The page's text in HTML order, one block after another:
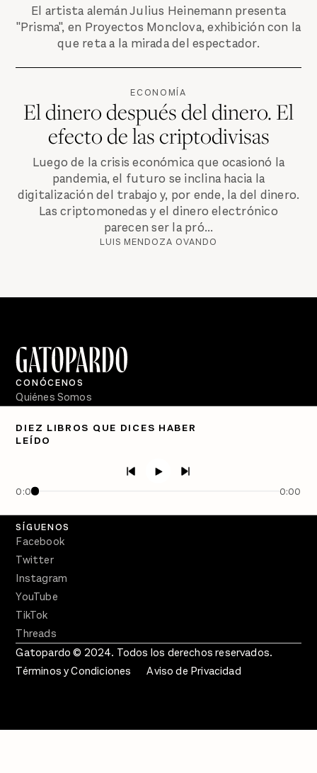
El artista alemán Julius Heinemann presenta
"Prisma", en Proyectos Monclova, exhibición con la
que reta a la mirada del espectador.
ECONOMÍA
El dinero después del dinero. El
efecto de las criptodivisas
Luego de la crisis económica que ocasionó la
pandemia, el futuro se inclina hacia la
digitalización del trabajo y, por ende, la del dinero.
Las criptomonedas y el dinero electrónico
parecen ser la pró...
LUIS MENDOZA OVANDO
DIEZ LIBROS QUE DICES HABER
LEÍDO
0:00 0:00
CONÓCENOS
Quiénes Somos
PÓDCASTS
Crecer en Distopía
SÍGUENOS
Facebook
Twitter
Instagram
YouTube
TikTok
Threads
Gatopardo © 2024. Todos los derechos reservados.
Términos y Condiciones
Aviso de Privacidad